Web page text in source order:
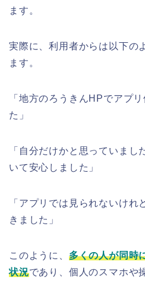
ます。
実際に、利用者からは以下の
ます。
「地方のろうきんHPでアプ
た」
「自分だけかと思っていまし
いて安心しました」
「アプリでは見られないけれ
きました」
このように、 多くの人が同時
状況であり、個人のスマホや